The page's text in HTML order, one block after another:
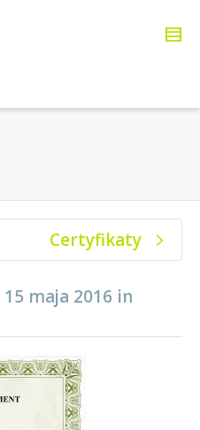
Certyfikaty
15 maja 2016 in